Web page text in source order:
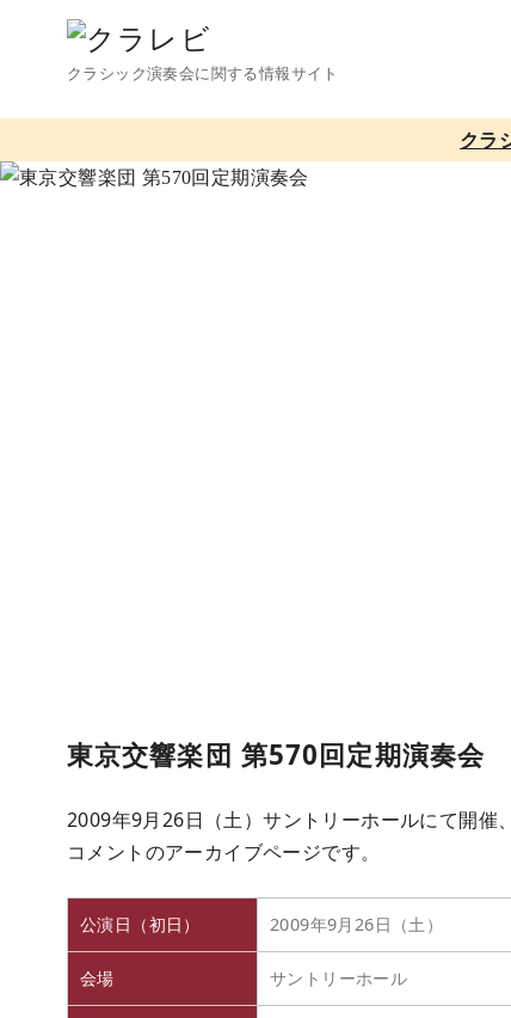
へ
クラシック演奏会に関する情報サイト
クラ
東京交響楽団 第570回定期演奏会
2009年9月26日（土）サントリーホールにて開
コメントのアーカイブページです。
公演日（初日） 2009年9月26日（土）
会場 サントリーホール